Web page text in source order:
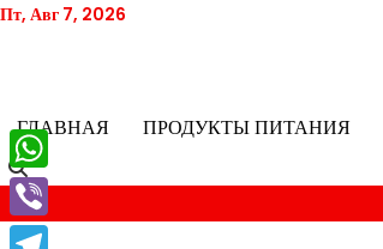
Перейти
Пт, Авг 7, 2026
ГЛАВНАЯ
ПРОДУКТЫ ПИТАНИЯ
WhatsApp
Viber